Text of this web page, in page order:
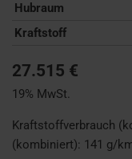
Hubraum
Kraftstoff
27.515 €
19% MwSt.
Kraftstoffverbrauch
(kombiniert): 141 g/